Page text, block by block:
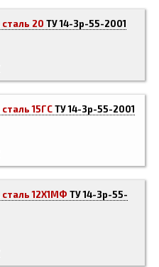
сталь 20 ТУ 14-3р-55-2001
сталь 15ГСТУ 14-3р-55-2001
сталь 12Х1МФ ТУ 14-3р-55-